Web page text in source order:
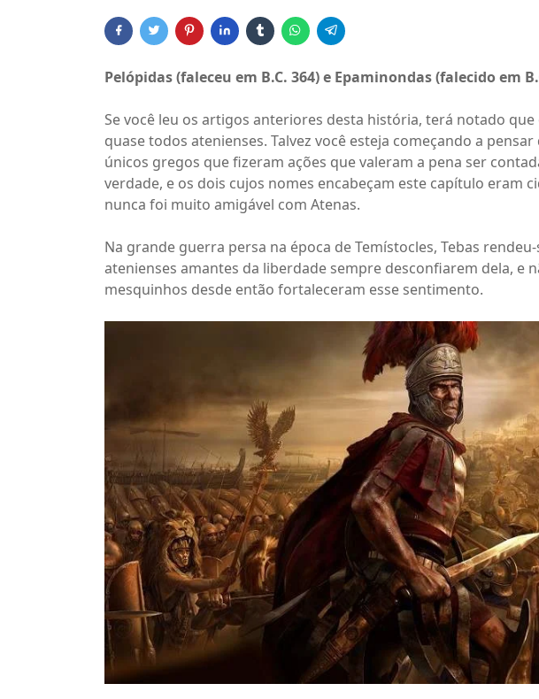
Pelópidas (faleceu em B.C. 364) e Epaminondas (falecido em
Se você leu os artigos anteriores desta história, terá notado
quase todos atenienses. Talvez você esteja começando a
únicos gregos que fizeram ações que valeram a pena ser
verdade, e os dois cujos nomes encabeçam este capítulo eram
nunca foi muito amigável com Atenas.
Na grande guerra persa na época de Temístocles, Tebas
atenienses amantes da liberdade sempre desconfiarem dela, e
mesquinhos desde então fortaleceram esse sentimento.